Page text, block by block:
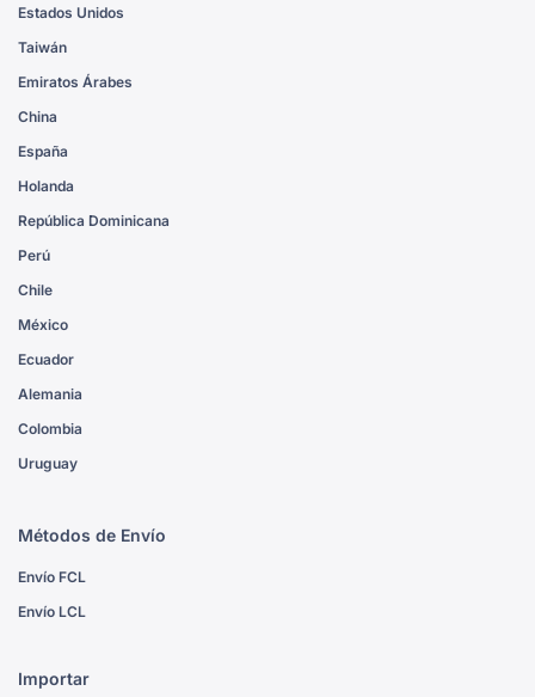
Estados Unidos
Taiwán
Emiratos Árabes
China
España
Holanda
República Dominicana
Perú
Chile
México
Ecuador
Alemania
Colombia
Uruguay
Métodos de Envío
Envío FCL
Envío LCL
Importar